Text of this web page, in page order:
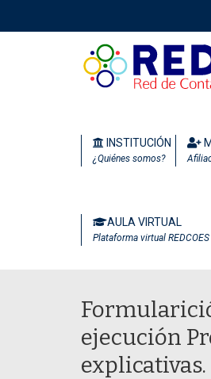
INSTITUCIÓN
¿Quiénes somos?
AULA VIRTUAL
Plataforma virtual REDCOES
ejecución
explicativas.